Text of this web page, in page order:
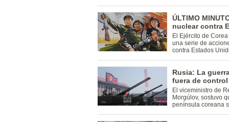
ÚLTIMO
nuclear contra
El Ejército de
una serie de
contra Estados
Rusia: La
fuera de
El viceministro de
Morgúlov, sostuvo
península coreana